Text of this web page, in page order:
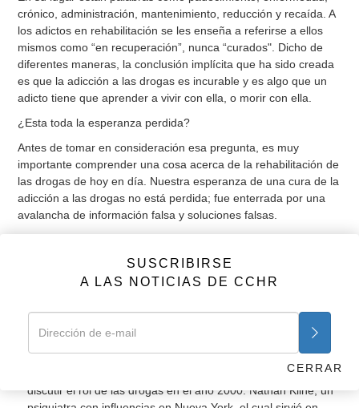
crónico, administración, mantenimiento, reducción y recaída. A
los adictos en rehabilitación se les enseña a referirse a ellos
mismos como “en recuperación”, nunca “curados". Dicho de
diferentes maneras, la conclusión implícita que ha sido creada
es que la adicción a las drogas es incurable y es algo que un
adicto tiene que aprender a vivir con ella, o morir con ella.
¿Esta toda la esperanza perdida?
Antes de tomar en consideración esa pregunta, es muy
importante comprender una cosa acerca de la rehabilitación de
las drogas de hoy en día. Nuestra esperanza de una cura de la
adicción a las drogas no está perdida; fue enterrada por una
avalancha de información falsa y soluciones falsas.
drogas peligrosas de los psiquiatras como algo “inofensivo”.
En los 60, los psiquiatras hicieron el LSD no solamente como
miles de estudiantes universitarios, promoviendo un falso
concepto de mejorar la vida a través de las drogas
“recreacionales” y que alteran la mente.
En 1967, psiquiatras de Estados Unidos se reunieron para
discutir el rol de las drogas en el año 2000. Nathan Kline, un
SUSCRIBIRSE
A LAS NOTICIAS DE CCHR
CERRAR